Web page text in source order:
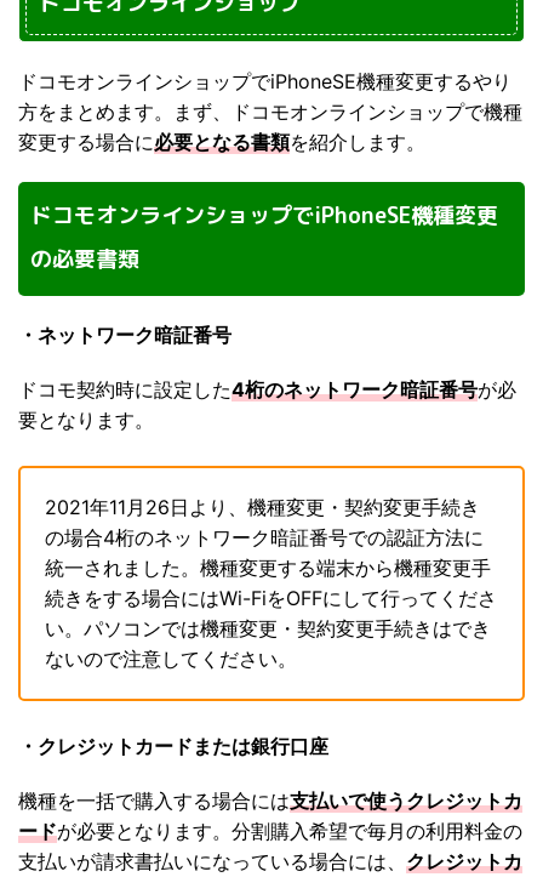
ドコモオンラインショップでiPhoneSE機種変更するやり
方をまとめます。まず、ドコモオンラインショップで機種
変更する場合に必要となる書類を紹介します。
ドコモオンラインショップでiPhoneSE機種変更
の必要書類
・ネットワーク暗証番号
ドコモ契約時に設定した4桁のネットワーク暗証番号が必
要となります。
2021年11月26日より、機種変更・契約変更手続き
の場合4桁のネットワーク暗証番号での認証方法に
統一されました。機種変更する端末から機種変更手
続きをする場合にはWi-FiをOFFにして行ってくださ
い。パソコンでは機種変更・契約変更手続きはでき
ないので注意してください。
・クレジットカードまたは銀行口座
機種を一括で購入する場合には支払いで使うクレジットカ
ードが必要となります。分割購入希望で毎月の利用料金の
支払いが請求書払いになっている場合には、 クレジットカ